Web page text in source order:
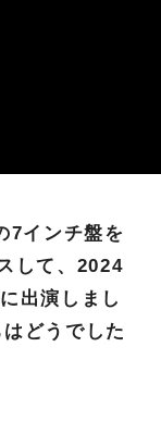
7インチ盤を
して、2024
出演しまし
どうでした